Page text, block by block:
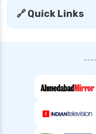
🔗 Quick Links